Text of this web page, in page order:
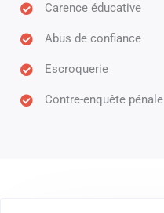
Carence éducative
Abus de confiance
Escroquerie
Contre-enquête pénale